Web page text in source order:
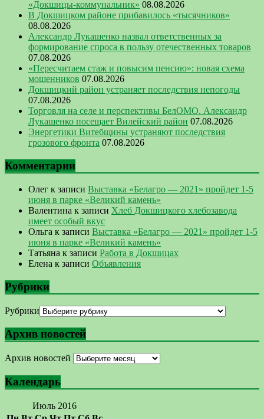
«Докшицы-коммунальник» 08.08.2026
В Докшицком районе прибавилось «тысячников»
08.08.2026
Александр Лукашенко назвал ответственных за
формирование спроса в пользу отечественных товаров
07.08.2026
«Пересчитаем стаж и повысим пенсию»: новая схема
мошенников 07.08.2026
Докшицкий район устраняет последствия непогоды
07.08.2026
Торговля на селе и перспективы БелОМО. Александр
Лукашенко посещает Вилейский район 07.08.2026
Энергетики Витебщины устраняют последствия
грозового фронта 07.08.2026
Комментарии
Олег к записи Выставка «Белагро — 2021» пройдет 1-5
июня в парке «Великий камень»
Валентина к записи Хлеб Докшицкого хлебозавода
имеет особый вкус
Ольга к записи Выставка «Белагро — 2021» пройдет 1-5
июня в парке «Великий камень»
Татьяна к записи Работа в Докшицах
Елена к записи Объявления
Рубрики
Рубрики
Архив новостей
Архив новостей
Календарь
Июль 2016